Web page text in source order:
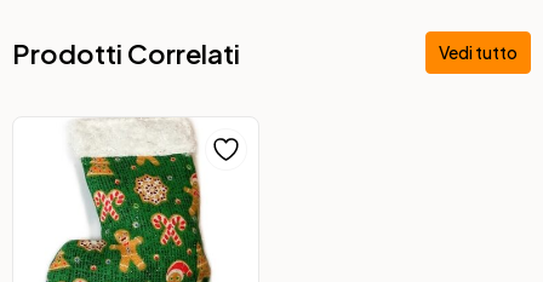
Prodotti Correlati Vedi tutto